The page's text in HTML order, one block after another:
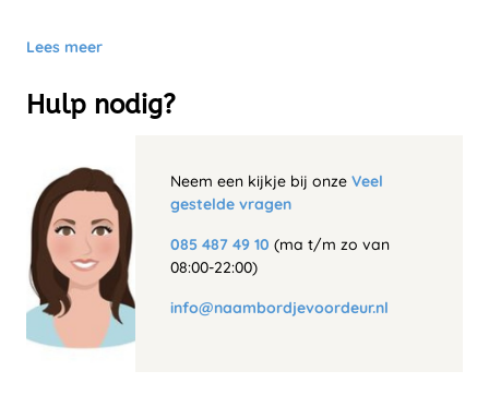
Lees meer
Hulp nodig?
Neem een kijkje bij onze Veel
gestelde vragen
085 487 49 10 (ma t/m zo van
08:00-22:00)
info@naambordjevoordeur.nl